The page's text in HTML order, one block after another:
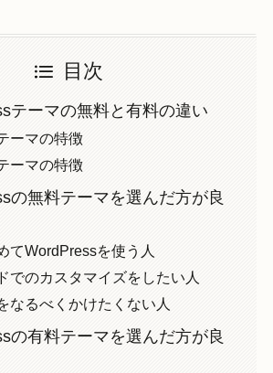
目次
テーマの無料と有料の違い
ーマの特徴
ーマの特徴
の無料テーマを選んだ方が良
てWordPressを使う人
でのカスタマイズをしたい人
なるべくかけたくない人
の有料テーマを選んだ方が良